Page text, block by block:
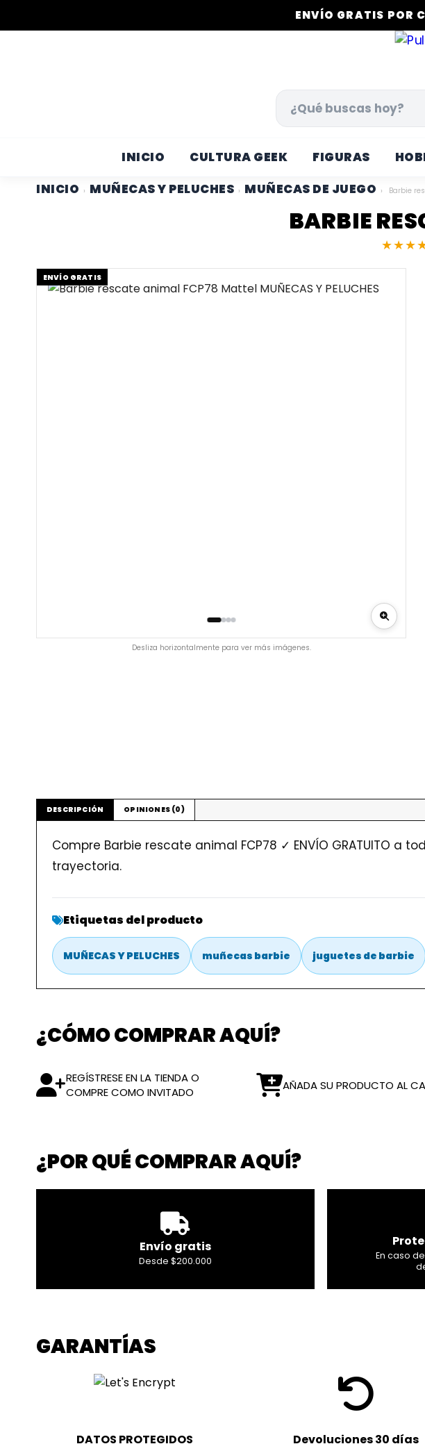
ENVÍO GRATIS POR
INICIO CULTURA GEEK FIGURAS
INICIO › MUÑECAS Y PELUCHES › MUÑECAS DE JUEGO › Barbie
BARBIE
ENVÍO GRATIS
Desliza horizontalmente para ver más imágenes.
DESCRIPCIÓN OPINIONES (0)
Compre Barbie rescate animal FCP78 ✓ ENVÍO GRATUITO a
trayectoria.
Etiquetas del producto
MUÑECAS Y PELUCHES muñecas barbie juguetes de barbie
¿CÓMO COMPRAR AQUÍ?
REGÍSTRESE EN LA TIENDA O
COMPRE COMO INVITADO
AÑADA SU PRODUCTO AL
¿POR QUÉ COMPRAR AQUÍ?
Envío gratis
Desde $200.000
En caso
GARANTÍAS
DATOS PROTEGIDOS Devoluciones 30 días